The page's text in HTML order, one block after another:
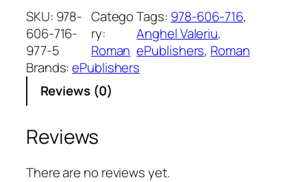
i
n
t
r
e
t
r
a
SKU: 978-
606-716-
977-5
Catego
ry:
Roman
Tags: 978-606-716
Anghel Valeriu
ePublishers, Roman
Brands:ePublishers
Reviews (0)
Reviews
There are no reviews yet.